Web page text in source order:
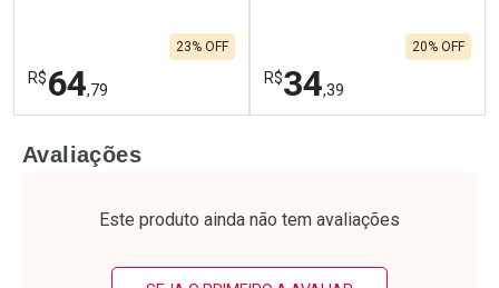
R$64,79
23% OFF
Laboratório
Por Menos
R$34,39
20% OFF
Laboratório
Por Menos
Avaliações
Este produto ainda não tem avaliações